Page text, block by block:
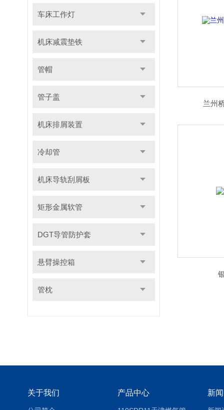
车床工作灯
机床减震垫铁
管帽
管子盖
机床排屑装置
冷却管
机床导轨刮屑板
矩形金属软管
DGT导管防护套
悬臂操控箱
管枕
兰州
关于我们 产品中心 新